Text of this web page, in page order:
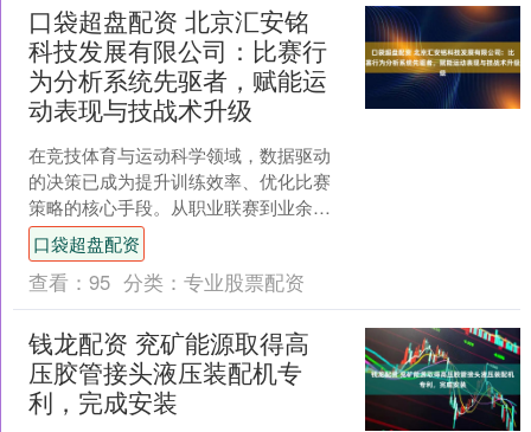
口袋超盘配资 北京汇安铭
科技发展有限公司：比赛行
为分析系统先驱者，赋能运
动表现与技战术升级
在竞技体育与运动科学领域，数据驱动
的决策已成为提升训练效率、优化比赛
策略的核心手段。从职业联赛到业余赛
事，教练团队、运动员及科研人员对比
赛行为分析、运动表现评估....
口袋超盘配资
查看： 95 分类： 专业股票配资
钱龙配资 兖矿能源取得高
压胶管接头液压装配机专
利，完成安装